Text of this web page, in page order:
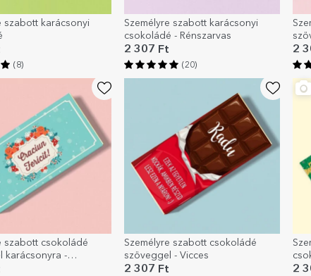
szabott karácsonyi
(8)
Személyre szabott karácsonyi
csokoládé - Rénszarvas
2 307 Ft
(20)
2
szabott csokoládé
karácsonyra -
Személyre szabott csokoládé
szöveggel - Vicces
2 307 Ft 2